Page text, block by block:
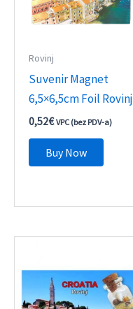
Rovinj
Suvenir Magnet
6,5×6,5cm Foil Rovinj
0,52€ VPC (bez PDV-a)
Buy Now